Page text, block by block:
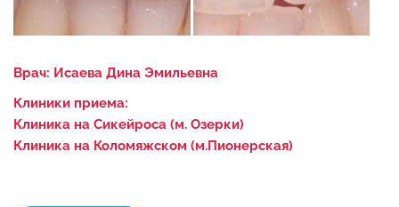
Врач: Исаева Дина Эмильевна
Клиники приема:
Клиника на Сикейроса (м. Озерки)
Клиника на Коломяжском (м.Пионерская)